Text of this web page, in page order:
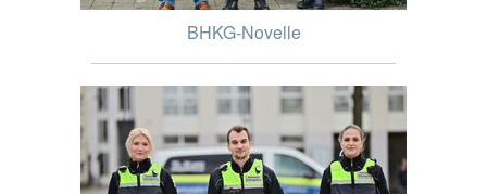
BHKG-Novelle